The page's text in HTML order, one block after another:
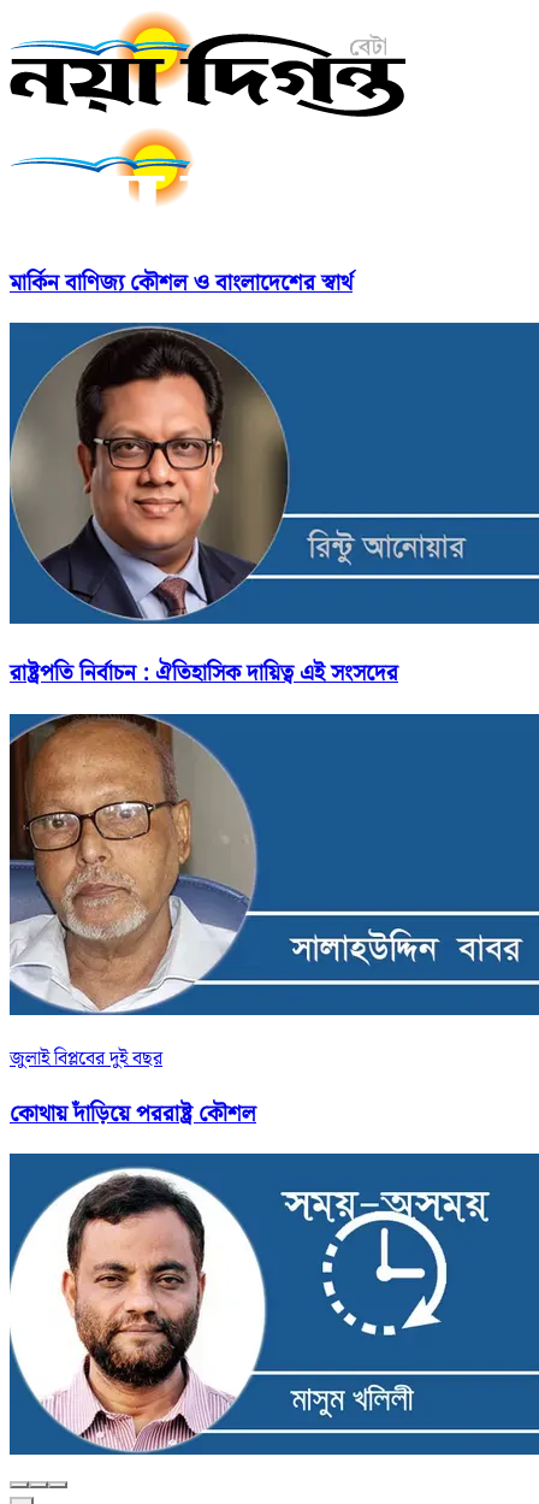
মার্কিন বাণিজ্য কৌশল ও বাংলাদেশের স্বার্থ
রাষ্ট্রপতি নির্বাচন : ঐতিহাসিক দায়িত্ব এই সংসদের
জুলাই বিপ্লবের দুই বছর
কোথায় দাঁড়িয়ে পররাষ্ট্র কৌশল